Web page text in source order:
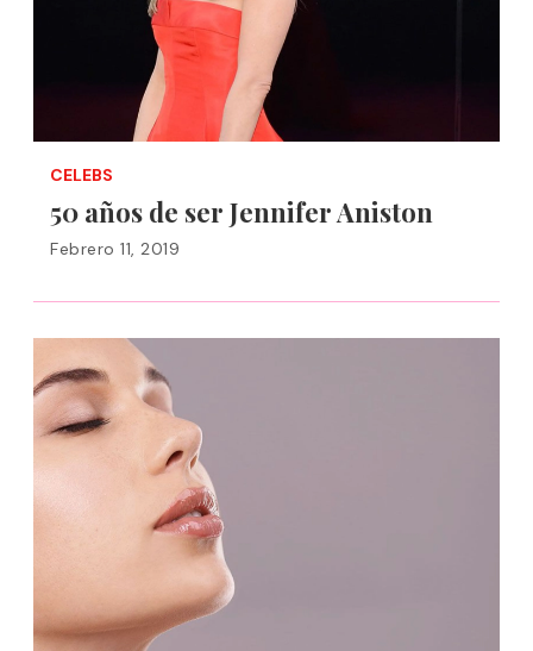
CELEBS
50 años de ser Jennifer Aniston
Febrero 11, 2019